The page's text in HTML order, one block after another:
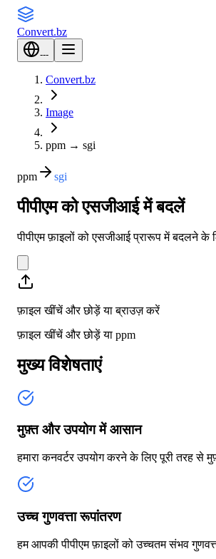
Convert.bz
---
Convert.bz
Image
ppm → sgi
ppm sgi
पीपीएम को एसजीआई में बदलें
पीपीएम फ़ाइलों को एसजीआई प्रारूप में बदलने के
फ़ाइल खींचें और छोड़ें या ब्राउज़ करें
फ़ाइल खींचें और छोड़ें या ppm
मुख्य विशेषताएं
मुफ़्त और उपयोग में आसान
हमारा कनवर्टर उपयोग करने के लिए पूरी तरह
उच्च गुणवत्ता रूपांतरण
हम आपकी पीपीएम फ़ाइलों को उच्चतम संभव